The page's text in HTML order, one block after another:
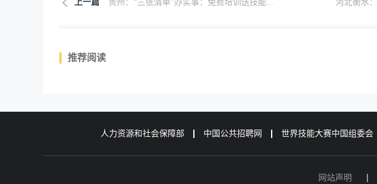
上一篇 贵州：“三张清单”办实事：免费培训送技能... 河北衡水
推荐阅读
人力资源和社会保障部 中国公共招聘网 世界技能大赛中国组委会
网站声明